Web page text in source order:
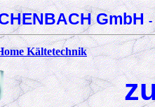
GmbH-
Kältetechnik